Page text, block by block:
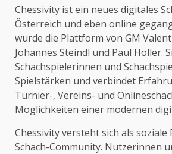
Chessivity ist ein neues digitales
Österreich und eben online
wurde die Plattform von GM
Johannes Steindl und Paul Höller.
Schachspielerinnen und
Spielstärken und verbindet
Turnier-, Vereins- und
Möglichkeiten einer modernen
Chessivity versteht sich als
Schach-Community. Nutzerinnen